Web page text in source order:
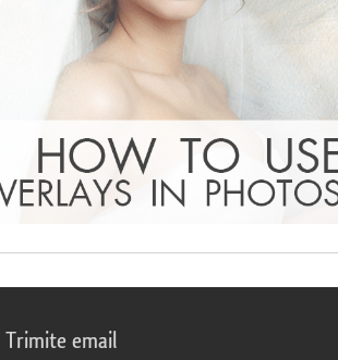
Trimite email